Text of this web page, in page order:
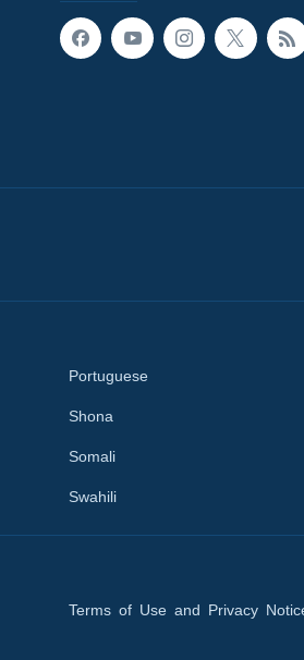
Portuguese
Shona
Somali
Swahili
Terms of Use and Privacy